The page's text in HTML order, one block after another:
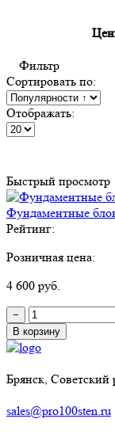
Фильтр
Сортировать по:
Отображать:
Быстрый просмотр
Фундаментные
Рейтинг:
Розничная цена:
4 600 руб.
−
В корзину
Брянск,
sales@pro100sten.ru